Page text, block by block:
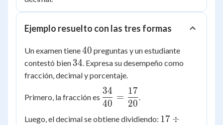
Ejemplo resuelto con las tres formas
Un examen tiene40
40 preguntas y un estudiante
contestó bien 34
34 . Expresa su desempeño como
fracción, decimal y porcentaje.
Primero, la fracción es \dfrac{34}
{40} =
\dfrac{17}
40
34
=
20
17
Luego, el decimal se obtiene dividiendo: 17
17 ÷